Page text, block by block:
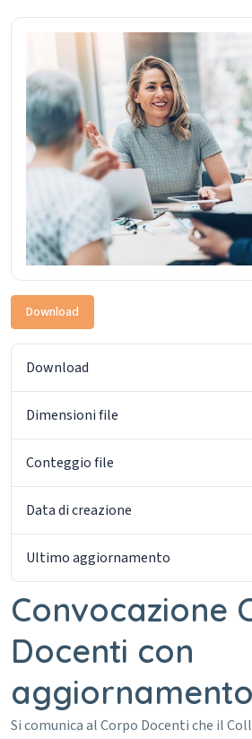
Download
Download
Dimensioni file
Conteggio file
Data di creazione
Ultimo aggiornamento
Convocazione
Docenti con
aggiornamento
Si comunica al Corpo Docenti che il